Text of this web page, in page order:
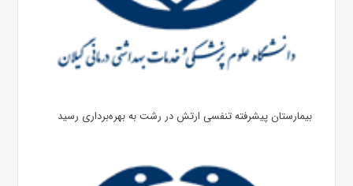
بیمارستان پیشرفته تنفسی ارتش در رشت به بهره‌برداری رسید